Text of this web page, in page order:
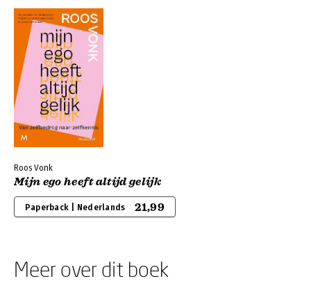
Roos Vonk
Mijn ego heeft altijd gelijk
Paperback | Nederlands 21,99
Meer over dit boek